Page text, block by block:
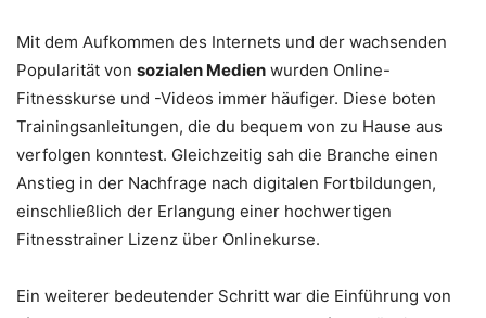
Mit dem Aufkommen des Internets und der wachsenden
Popularität von sozialen Medien wurden Online-
Fitnesskurse und -Videos immer häufiger. Diese boten
Trainingsanleitungen, die du bequem von zu Hause aus
verfolgen konntest. Gleichzeitig sah die Branche einen
Anstieg in der Nachfrage nach digitalen Fortbildungen,
einschließlich der Erlangung einer hochwertigen
Fitnesstrainer Lizenz über Onlinekurse.
Ein weiterer bedeutender Schritt war die Einführung von